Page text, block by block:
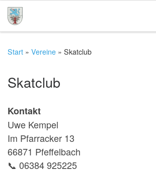
Zum Inhalt springen
Start » Vereine » Skatclub
Skatclub
Kontakt
Uwe Kempel
Im Pfarracker 13
66871 Pfeffelbach
📞 06384 925225